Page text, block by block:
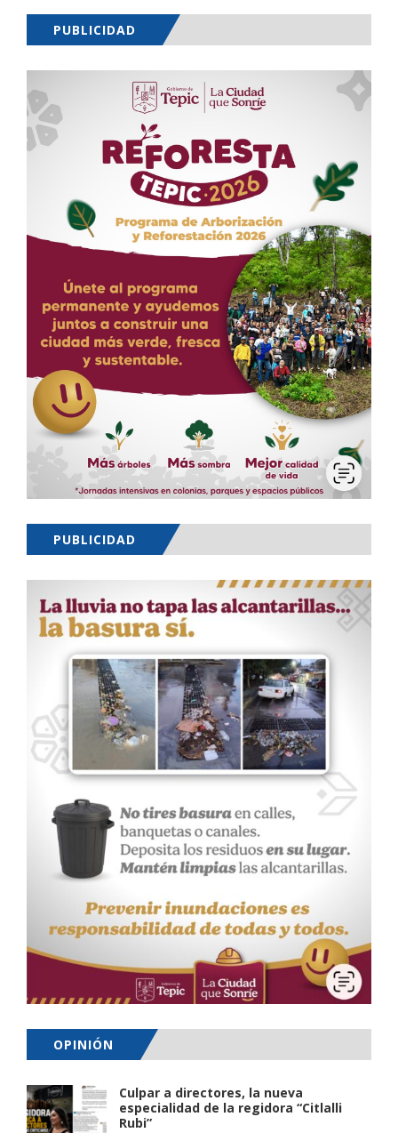
PUBLICIDAD
PUBLICIDAD
OPINIÓN
Culpar a directores, la nueva
especialidad de la regidora “Citlalli
Rubi”